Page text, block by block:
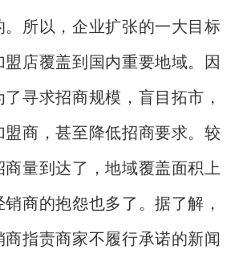
。所以，企业扩张的一大目标
盟店覆盖到国内重要地域。因
寻求招商规模，盲目拓市，
盟商，甚至降低招商要求。较
商量到达了，地域覆盖面积上
商的抱怨也多了。据了解，
指责商家不履行承诺的新闻